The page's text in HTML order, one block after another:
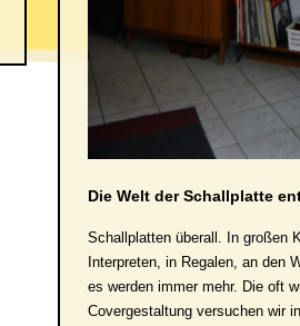
Die Welt der Schallplatte
Schallplatten überall. In großen
Interpreten, in Regalen, an den
es werden immer mehr. Die oft
Covergestaltung versuchen wir